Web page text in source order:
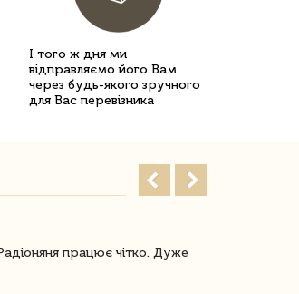
І того ж дня ми
відправляємо його Вам
через будь-якого зручного
для Вас перевізника
працює чітко. Дуже